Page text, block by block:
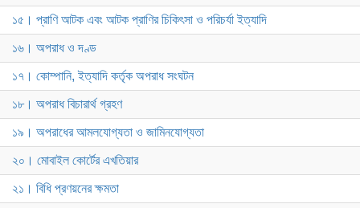
১৫। প্রাণি আটক এবং আটক প্রাণির চিকিৎসা ও পরিচর্যা ইত্যাদি
১৬। অপরাধ ও দণ্ড
১৭। কোম্পানি, ইত্যাদি কর্তৃক অপরাধ সংঘটন
১৮। অপরাধ বিচারার্থ গ্রহণ
১৯। অপরাধের আমলযোগ্যতা ও জামিনযোগ্যতা
২০। মোবাইল কোর্টের এখতিয়ার
২১। বিধি প্রণয়নের ক্ষমতা